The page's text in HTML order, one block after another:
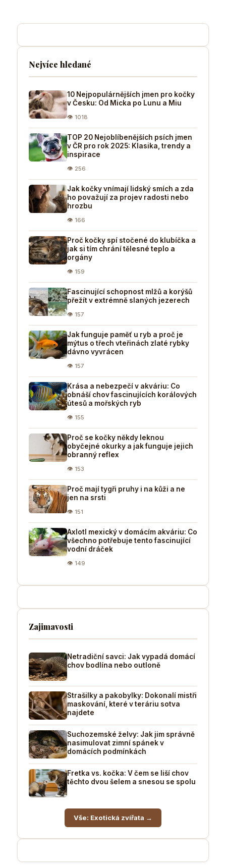
Nejvíce hledané
10 Nejpopulárnějších jmen pro kočky
v Česku: Od Micka po Lunu a Miu
👁 1018
TOP 20 Nejoblíbenějších psích jmen
v ČR pro rok 2025: Klasika, trendy a
inspirace
👁 256
Jak kočky vnímají lidský smích a zda
ho považují za projev radosti nebo
hrozbu
👁 166
Proč kočky spí stočené do klubíčka a
jak si tím chrání tělesné teplo a
orgány
👁 159
Fascinující schopnost mlžů a korýšů
přežít v extrémně slaných jezerech
👁 157
Jak funguje paměť u ryb a proč je
mýtus o třech vteřinách zlaté rybky
dávno vyvrácen
👁 157
Krása a nebezpečí v akváriu: Co
obnáší chov fascinujících korálových
útesů a mořských ryb
👁 155
Proč se kočky někdy leknou
obyčejné okurky a jak funguje jejich
obranný reflex
👁 153
Proč mají tygři pruhy i na kůži a ne
jen na srsti
👁 151
Axlotl mexický v domácím akváriu: Co
všechno potřebuje tento fascinující
vodní dráček
👁 149
Zajimavosti
Netradiční savci: Jak vypadá domácí
chov bodlína nebo outloně
Strašilky a pakobylky: Dokonalí mistři
maskování, které v teráriu sotva
najdete
Suchozemské želvy: Jak jim správně
nasimulovat zimní spánek v
domácích podmínkách
Fretka vs. kočka: V čem se liší chov
těchto dvou šelem a snesou se spolu
Vše: Exotická zvířata →